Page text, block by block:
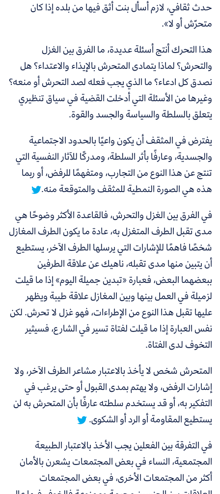
حدث ثقافي، لازم أسأل بنت أثق فيها من بلده إذا كان
متحرّش أو لا».
هذا التحرك أنتج أسئلة عديدة، ما الفرق بين الغزل
والتحرش؟ لماذا يتمادى المتحرش بالإيذاء والاعتداء؟ هل
نصدق كل ادعاء؟ ما الذي يجب فعله لصد التحرش أو منعه؟
وغيرها من الأسئلة التي أدخلت القضية في سياق تنظيري
يتعلق بالسلطة والسياسة والجسد والقوة.
يفترض في المثقف أن يكون واعيًا بالحدود الاجتماعية
والجسدية، وعارفًا بأثر السلطة، ومدركًا للآثار النفسية التي
تنتج عن هذا النوع من التجارب، ومتفهمًا للرفض، أو ربما
هذه هي الصورة النمطية للمثقف والمتوقعة منه.
في الفرق بين الغزل والتحرش، فالقاعدة الأكثر وضوحًا هي
مدى تقبل الطرف المتغزل به، عادة ما يكون الطرف المغازل
شخصًا فاهمًا للإشارات التي يرسلها الطرف الآخر، يستطيع
أن يتبين منها مدى تقبله، ناهيك عن علاقة الطرفين
ببعضهما البعض، فعبارة «تبدين جميلة اليوم» إذا ما قيلت
لزميلة في العمل بينها وبين المغازل علاقة طيبة ويظهر
عليها تقبل هذا النوع من الإطراءات، فهو غزل لا تحرش. لكن
نفس العبارة إذا ما قيلت لفتاة تسير في الشارع، فسيثير
التخوف لدى الفتاة.
المتحرش شخص لا يأخذ بالاعتبار مشاعر الطرف الآخر، ولا
إشارات الرفض، ولا يهتم بمدى القبول أو حتى يرغب في
التفكير به، أو قد يستخدم سلطته عارفًا بأن المتحرش به لن
يستطيع المقاومة أو الرد أو الشكوى.
في التفرقة بين الفعلين يجب الأخذ بالاعتبار الطبيعة
المجتمعية، النساء في بعض المجتمعات يشعرن بالأمان
أكثر من المجتمعات الأخرى، في بعض المجتمعات